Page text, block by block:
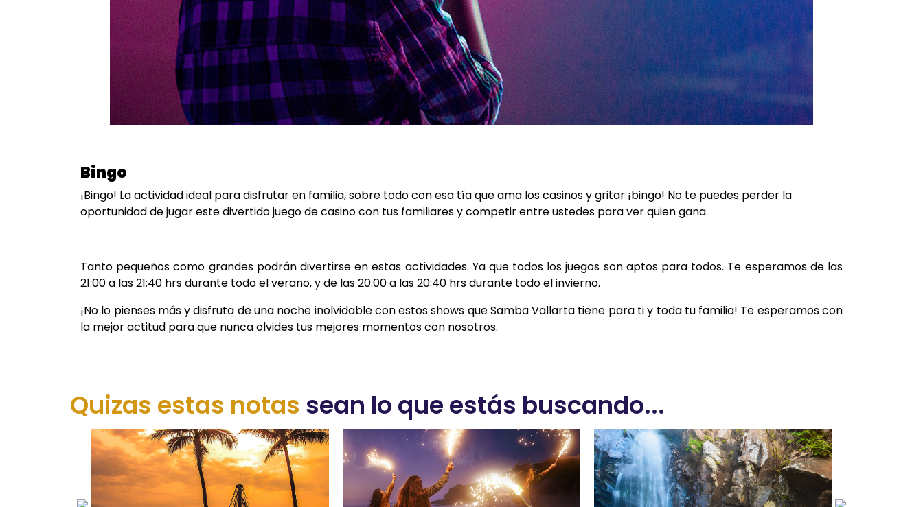
Bingo
¡Bingo! La actividad ideal para disfrutar en familia, sobre todo con esa tía que ama los casinos y gritar ¡bingo! No te puedes perder la
oportunidad de jugar este divertido juego de casino con tus familiares y competir entre ustedes para ver quien gana.
Tanto pequeños como grandes podrán divertirse en estas actividades. Ya que todos los juegos son aptos para todos. Te esperamos de las
21:00 a las 21:40 hrs durante todo el verano, y de las 20:00 a las 20:40 hrs durante todo el invierno.
¡No lo pienses más y disfruta de una noche inolvidable con estos shows que Samba Vallarta tiene para ti y toda tu familia! Te esperamos con
la mejor actitud para que nunca olvides tus mejores momentos con nosotros.
Quizas estas notas sean lo que estás buscando...